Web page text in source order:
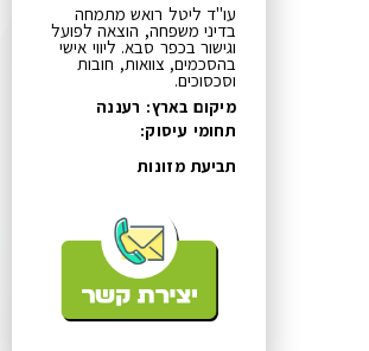
עו"ד ליטל רואש מתמחה
בדיני משפחה, הוצאה לפועל
וגישור בכפר סבא. ליווי אישי
בהסכמים, צוואות, חובות
וסכסוכים.
מיקום בארץ: רעננה
תחומי עיסוק:
תביעת מזונות